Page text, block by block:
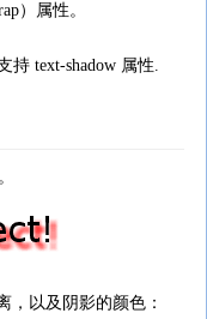
）属性。
持 text-shadow 属性.
，以及阴影的颜色：